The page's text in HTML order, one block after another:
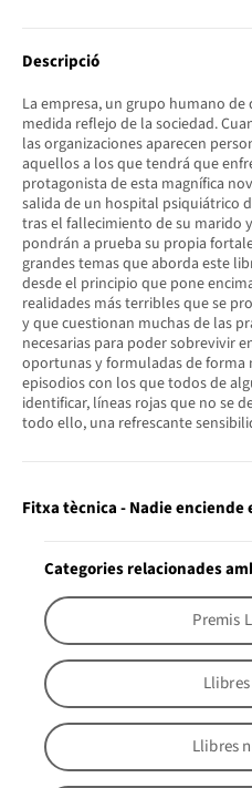
Descripció
La empresa, un grupo humano de
medida reflejo de la sociedad.
las organizaciones aparecen
aquellos a los que tendrá que
protagonista de esta magnífica
salida de un hospital psiquiátrico
tras el fallecimiento de su marido
pondrán a prueba su propia
grandes temas que aborda este
desde el principio que pone
realidades más terribles que se
y que cuestionan muchas de las
necesarias para poder sobrevivir
oportunas y formuladas de forma
episodios con los que todos de
identificar, líneas rojas que no se
todo ello, una refrescante
Fitxa tècnica - Nadie enciende
Categories relacionades
Premis
Llibres